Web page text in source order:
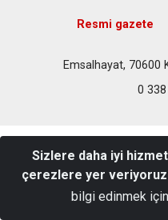
Resmi gazete
Emsalhayat, 70600
0
Sizlere daha iyi
çerezlere yer veriyoruz
bilgi edinmek için